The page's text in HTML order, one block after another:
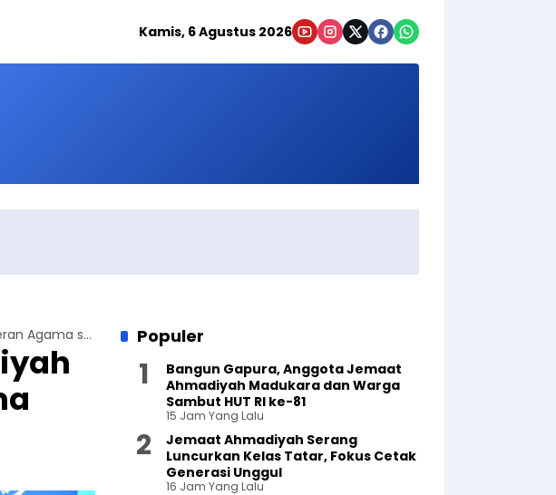
Kamis, 6 Agustus 2026
Jalsah Salanah Jemaat Ahmadiyah Dinilai Tegaskan Peran Agama sebagai Solusi Populer
Bangun Gapura, Anggota Jemaat
Ahmadiyah Madukara dan Warga
Sambut HUT RI ke-81
15 Jam Yang Lalu
Jemaat Ahmadiyah Serang
Luncurkan Kelas Tatar, Fokus Cetak
Generasi Unggul
16 Jam Yang Lalu